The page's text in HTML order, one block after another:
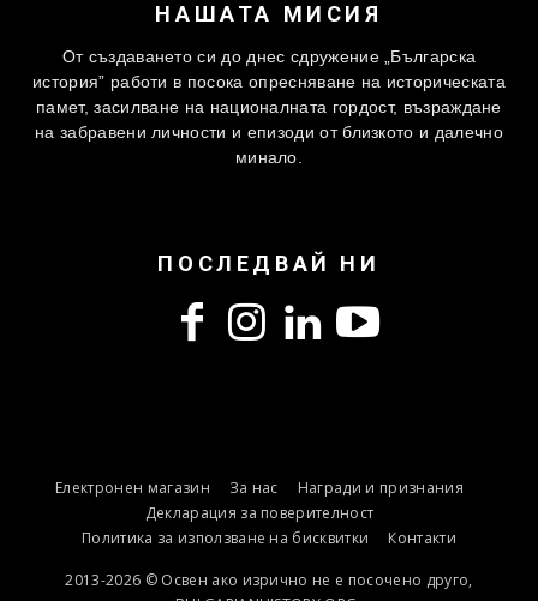
НАШАТА МИСИЯ
От създаването си до днес сдружение „Българска
история” работи в посока опресняване на историческата
памет, засилване на националната гордост, възраждане
на забравени личности и епизоди от близкото и далечно
минало.
ПОСЛЕДВАЙ НИ
Електронен магазин За нас
Награди и признания
Декларация за поверителност
Политика за използване на бисквитки
Контакти
2013-2026 © Освен ако изрично не е посочено друго,